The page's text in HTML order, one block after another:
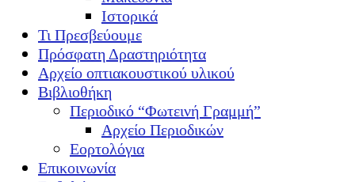
Ιστορικά
Τι Πρεσβεύουμε
Πρόσφατη Δραστηριότητα
Αρχείο οπτιακουστικού υλικού
Βιβλιοθήκη
Περιοδικό “Φωτεινή Γραμμή”
Αρχείο Περιοδικών
Εορτολόγια
Επικοινωνία